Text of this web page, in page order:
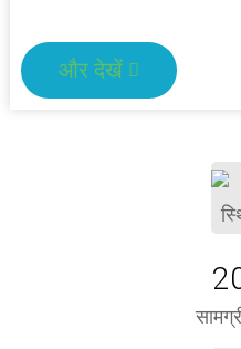
और देखें